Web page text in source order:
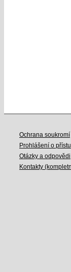
Ochrana soukromí
Prohlášení o
Otázky a odpovědi
Kontakty